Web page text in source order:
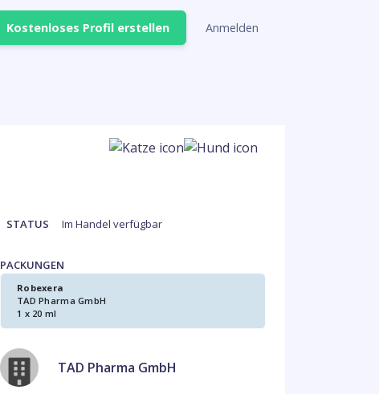
Kostenloses Profil erstellen Anmelden
STATUS Im Handel verfügbar
PACKUNGEN
Robexera
TAD Pharma GmbH
1 x 20 ml
TAD Pharma GmbH